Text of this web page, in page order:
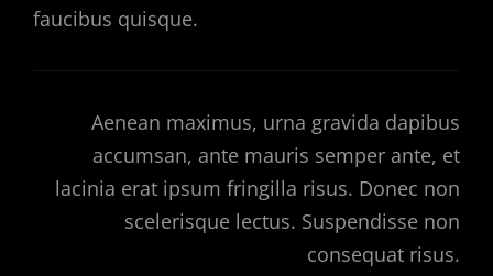
faucibus quisque.
Aenean maximus, urna gravida dapibus
accumsan, ante mauris semper ante, et
lacinia erat ipsum fringilla risus. Donec non
scelerisque lectus. Suspendisse non
consequat risus.